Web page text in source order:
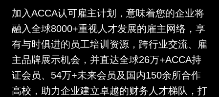
加入ACCA认可雇主计划，意味着您的企业将
融入全球8000+重视人才发展的雇主网络，享
有与时俱进的员工培训资源，跨行业交流、雇
主品牌展示机会，并直达全球26万+ACCA持
证会员、54万+未来会员及国内150余所合作
高校，助力企业建立卓越的财务人才梯队，打